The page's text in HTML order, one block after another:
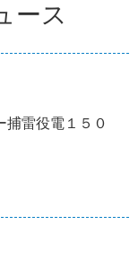
ース
雷役電１５０